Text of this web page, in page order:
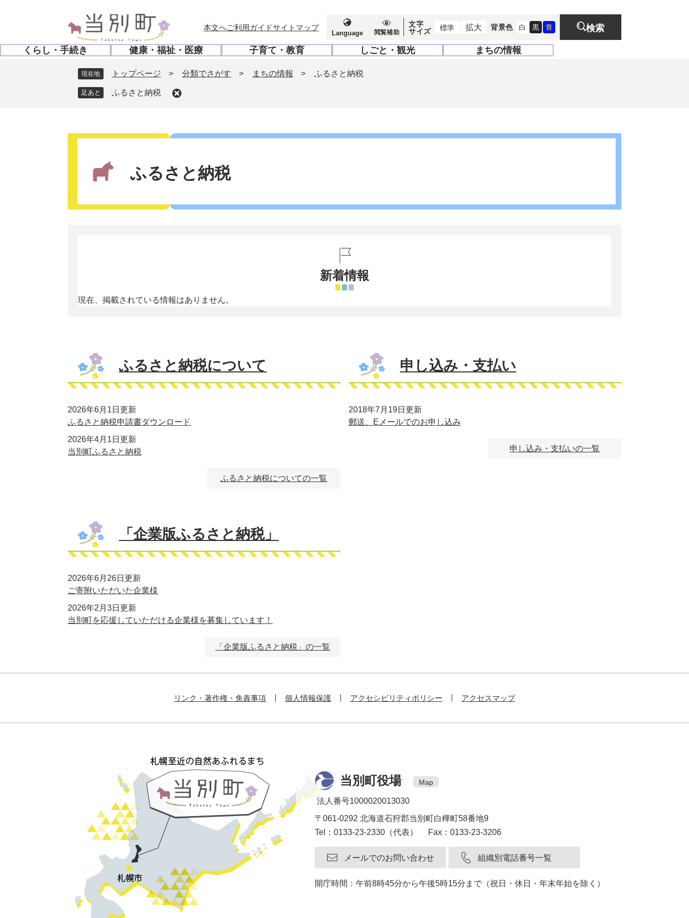
の
先
ー
を
本文へご利用ガイドサイトマップ
Language 閲覧補助
文字
サイズ
標準 拡大 背景色 白 黒 青 検索
くらし・手続き
開
健康・福祉・医療
開
く
子育て・教育
開
く
しごと・観光
開
く
まちの情報
開
現在地 トップページ > 分類でさがす > まちの情報 > ふるさと納税
ふるさと納税
ふるさと納税
新着情報
現在、掲載されている情報はありません。
ふるさと納税について
2026年6月1日更新
ふるさと納税申請書ダウンロード
2026年4月1日更新
当別町ふるさと納税
ふるさと納税についての一覧
申し込み・支払い
2018年7月19日更新
郵送、Eメールでのお申し込み
申し込み・支払いの一覧
「企業版ふるさと納税」
2026年6月26日更新
ご寄附いただいた企業様
2026年2月3日更新
当別町を応援していただける企業様を募集しています！
「企業版ふるさと納税」の一覧
リンク・著作権・免責事項 個人情報保護 アクセシビリティポリシー アクセスマップ
当別町役場 Map
法人番号1000020013030
〒061-0292 北海道石狩郡当別町白樺町58番地9
Tel：0133-23-2330（代表） Fax：0133-23-3206
メールでのお問い合わせ 組織別電話番号一覧
開庁時間：午前8時45分から午後5時15分まで（祝日・休日・年末年始を除く）